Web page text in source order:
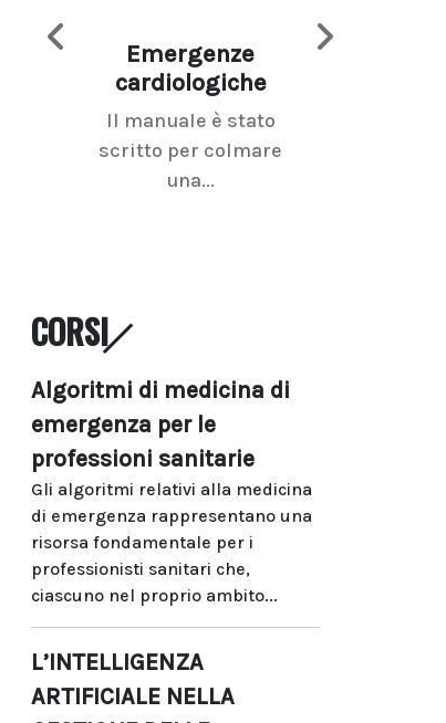
Emergenze
cardiologiche
Il manuale è stato
scritto per colmare
una...
CORSI
Algoritmi di medicina di
emergenza per le
professioni sanitarie
Gli algoritmi relativi alla medicina
di emergenza rappresentano una
risorsa fondamentale per i
professionisti sanitari che,
ciascuno nel proprio ambito...
L’INTELLIGENZA
ARTIFICIALE NELLA